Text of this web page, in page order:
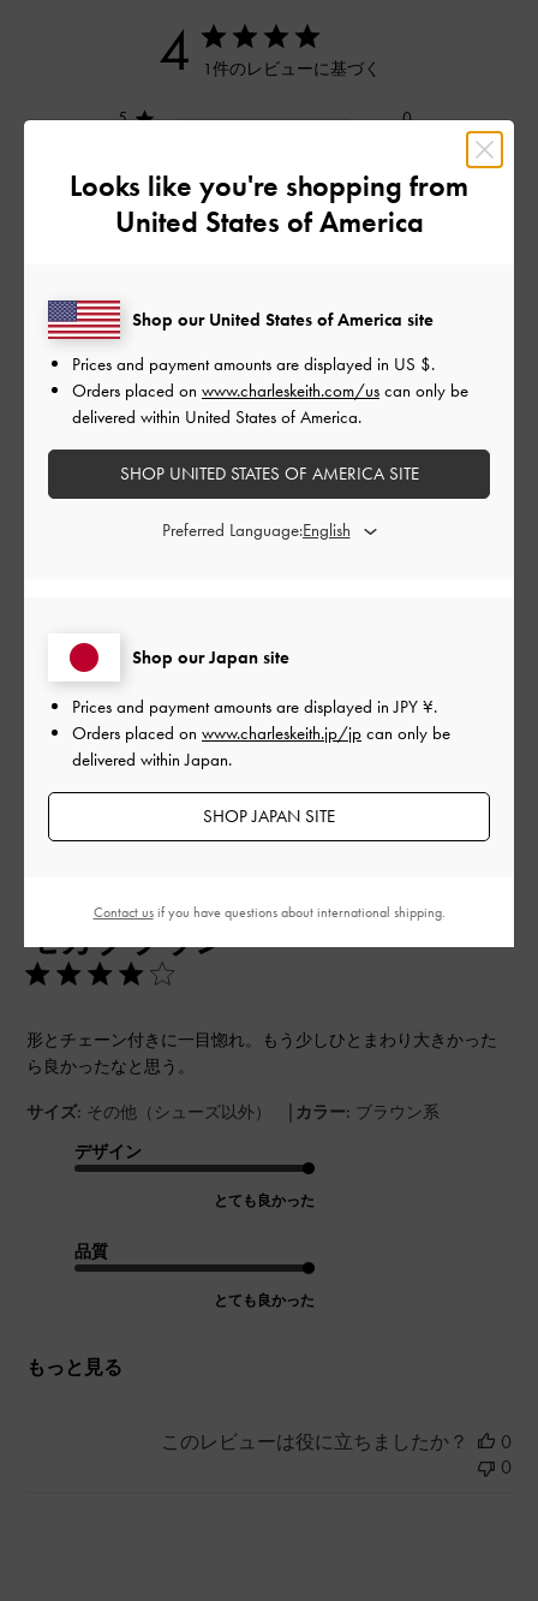
4 1件のレビューに基づく
5
0
3
0
2
0
レビューを書く
デザイン
とても良かった
もっと見る
フィルター
モカブラウン
形とチェーン付きに一目惚れ。もう少しひとまわり大きかった
ら良かったなと思う。
サイズ: その他（シューズ以外） | カラー: ブラウン系
デザイン
とても良かった
品質
とても良かった
もっと見る
このレビューは役に立ちましたか？
0
0
Looks like you're shopping from
United States of America
Shop our Japan site
Prices and payment amounts are displayed inJPY ¥.
Orders placed on www.charleskeith.jp/jp can only be
delivered within Japan.
SHOP JAPAN SITE
Shop our United States of America site
Prices and payment amounts are displayed in US $.
Orders placed on www.charleskeith.com/us can only be
delivered within United States of America.
SHOP UNITED STATES OF AMERICA SITE
Preferred Language:
Contact usif you have questions about international shipping.